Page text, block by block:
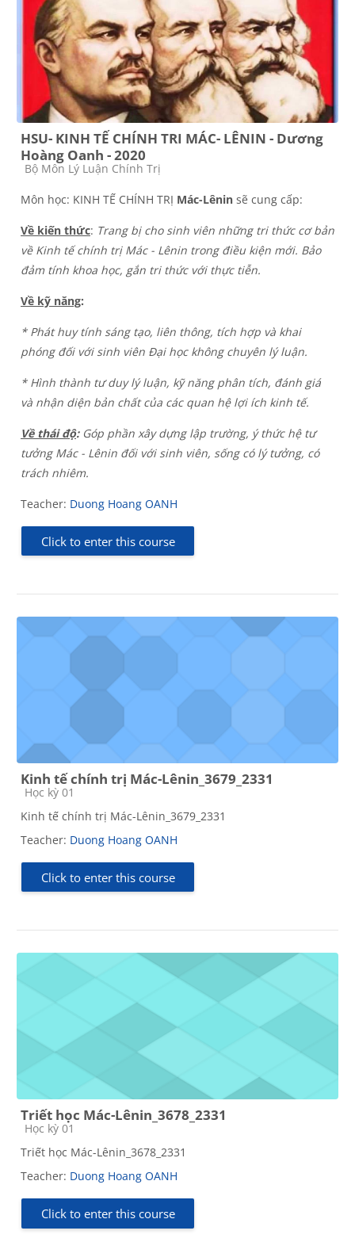
HSU- KINH TẾ CHÍNH TRI MÁC- LÊNIN - Dương
Hoàng Oanh - 2020
Course category
Bộ Môn Lý Luận Chính Trị
Môn học: KINH TẾ CHÍNH TRỊ Mác-Lênin sẽ cung cấp:
Về kiến thức: Trang bị cho sinh viên những tri thức cơ bản
về Kinh tế chính trị Mác - Lênin trong điều kiện mới. Bảo
đảm tính khoa học, gắn tri thức với thực tiễn.
Về kỹ năng:
* Phát huy tính sáng tạo, liên thông, tích hợp và khai
phóng đối với sinh viên Đại học không chuyên lý luận.
* Hình thành tư duy lý luận, kỹ năng phân tích, đánh giá
và nhận diện bản chất của các quan hệ lợi ích kinh tế.
Về thái độ: Góp phần xây dựng lập trường, ý thức hệ tư
tưởng Mác - Lênin đối với sinh viên, sống có lý tưởng, có
trách nhiêm.
Teacher: Duong Hoang OANH
Click to enter this course
Kinh tế chính trị Mác-Lênin_3679_2331
Course category
Học kỳ 01
Kinh tế chính trị Mác-Lênin_3679_2331
Teacher: Duong Hoang OANH
Click to enter this course
Triết học Mác-Lênin_3678_2331
Course category
Học kỳ 01
Triết học Mác-Lênin_3678_2331
Teacher: Duong Hoang OANH
Click to enter this course